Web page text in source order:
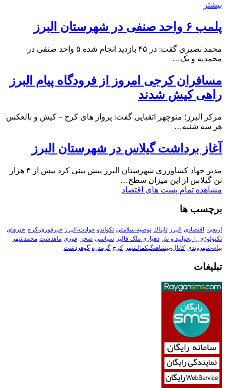
بیشتر
پلمب ۶ واحد صنفی در شهرستان البرز
محمد نصیری گفت: در ۴۵ بازدید انجام شده ۵ واحد صنفی در
محمدیه و یک…
مسافران کرجی امروز از فرودگاه پیام البرز
راهی کیش شدند
مرکز البرز؛ منوچهر اتقیایی گفت: پرواز های کرج – کیش و بالعکس
هر سه شنبه…
آغاز برداشت گیلاس در شهرستان البرز
مدیر جهاد کشاورزی شهرستان البرز پیش بینی کرد بیش از ۳ هزار
تن گیلاس از این میزان سطح…
مشاهده تمام پست های اقتصاد
برچسب ها
اربعین اقتصادی البرز تابناك توصیه-سلامتی تکواندو حوادث-البرز خبرفوری-کرج خبرهای
تکنولوڑی را بخوانید و ش دهیاری ملک فالیز سیاسی صحن فوری ماهدشت محمدشهر
پیام-شهروندی کانال-پیشاهنگیکمالشهر کرج گرمدره گوهردشت
تبلیغات